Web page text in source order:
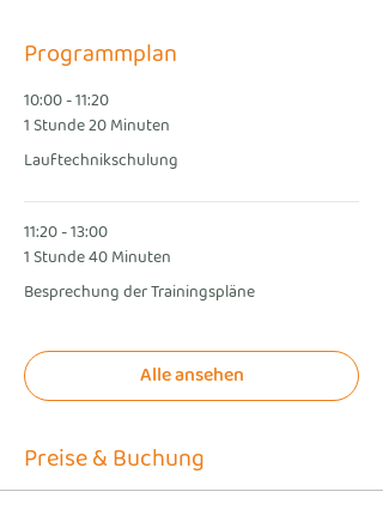
Programmplan
10:00 - 11:20
1 Stunde 20 Minuten
Lauftechnikschulung
11:20 - 13:00
1 Stunde 40 Minuten
Besprechung der Trainingspläne
Alle ansehen
Preise & Buchung